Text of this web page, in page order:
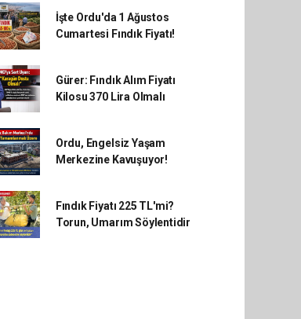
İşte Ordu'da 1 Ağustos
Cumartesi Fındık Fiyatı!
Gürer: Fındık Alım Fiyatı
Kilosu 370 Lira Olmalı
Ordu, Engelsiz Yaşam
Merkezine Kavuşuyor!
Fındık Fiyatı 225 TL'mi?
Torun, Umarım Söylentidir